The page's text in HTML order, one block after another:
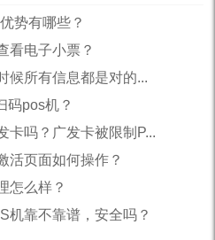
势有哪些？
看电子小票？
候所有信息都是对的...
码pos机？
卡吗？广发卡被限制P...
活页面如何操作？
怎么样？
机靠不靠谱，安全吗？